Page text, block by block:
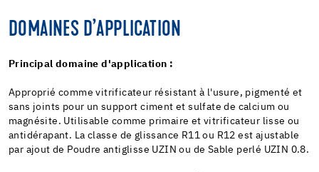
DOMAINES D’APPLICATION
Principal domaine d'application :
Approprié comme vitrificateur résistant à l'usure, pigmenté et
sans joints pour un support ciment et sulfate de calcium ou
magnésite. Utilisable comme primaire et vitrificateur lisse ou
antidérapant. La classe de glissance R11 ou R12 est ajustable
par ajout de Poudre antiglisse UZIN ou de Sable perlé UZIN 0.8.